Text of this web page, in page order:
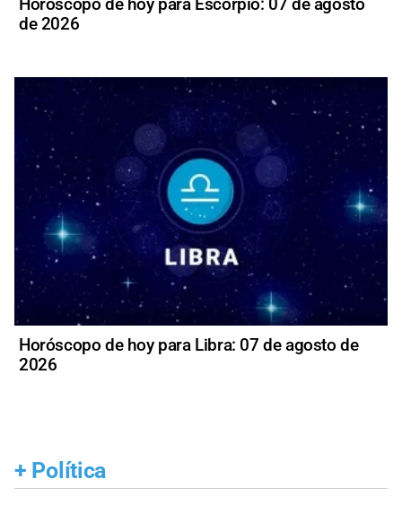
de 2026
Horóscopo de hoy para Libra: 07 de agosto de
2026
+ Política